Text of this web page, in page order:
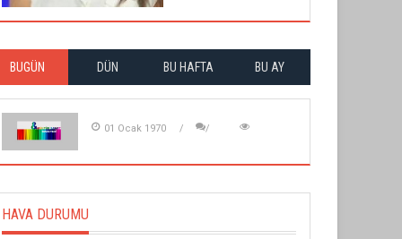
BUGÜN DÜN BU HAFTA BU AY
01 Ocak 1970
HAVA DURUMU